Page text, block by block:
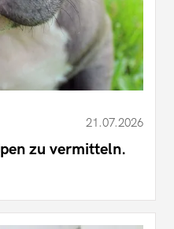
21.07.2026
zu vermitteln.